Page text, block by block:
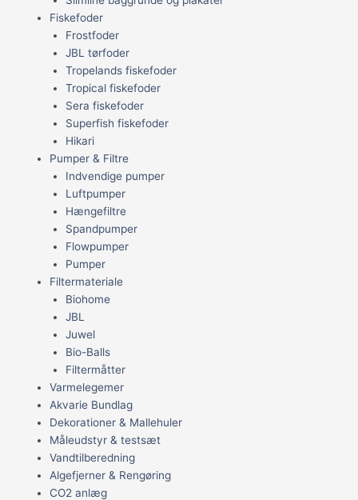
Fiskefoder
Frostfoder
JBL tørfoder
Tropelands fiskefoder
Tropical fiskefoder
Sera fiskefoder
Superfish fiskefoder
Hikari
Pumper & Filtre
Indvendige pumper
Luftpumper
Hængefiltre
Spandpumper
Flowpumper
Pumper
Filtermateriale
Biohome
JBL
Juwel
Bio-Balls
Filtermåtter
Varmelegemer
Akvarie Bundlag
Dekorationer & Mallehuler
Måleudstyr & testsæt
Vandtilberedning
Algefjerner & Rengøring
CO2 anlæg